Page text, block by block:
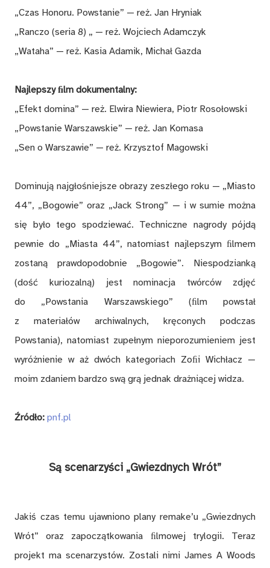
„Czas Honoru. Powstanie” — reż. Jan Hryniak
„Ranczo (seria 8) „ — reż. Wojciech Adamczyk
„Wataha” — reż. Kasia Adamik, Michał Gazda
Najlepszy ﬁlm dokumentalny:
„Efekt domina” — reż. Elwira Niewiera, Piotr Rosołowski
„Powstanie Warszawskie” — reż. Jan Komasa
„Sen o Warszawie” — reż. Krzysztof Magowski
Dominują najgłośniejsze obrazy zeszłego roku — „Miasto
44”, „Bogowie” oraz „Jack Strong” — i w sumie można
się było tego spodziewać. Techniczne nagrody pójdą
pewnie do „Miasta 44”, natomiast najlepszym ﬁlmem
zostaną prawdopodobnie „Bogowie”. Niespodzianką
(dość kuriozalną) jest nominacja twórców zdjęć
do „Powstania Warszawskiego” (ﬁlm powstał
z materiałów archiwalnych, kręconych podczas
Powstania), natomiast zupełnym nieporozumieniem jest
wyróżnienie w aż dwóch kategoriach Zoﬁi Wichłacz —
moim zdaniem bardzo swą grą jednak drażniącej widza.
Źródło: pnf.pl
Są scenarzyści „Gwiezdnych Wrót”
Jakiś czas temu ujawniono plany remake’u „Gwiezdnych
Wrót” oraz zapoczątkowania ﬁlmowej trylogii. Teraz
projekt ma scenarzystów. Zostali nimi James A Woods